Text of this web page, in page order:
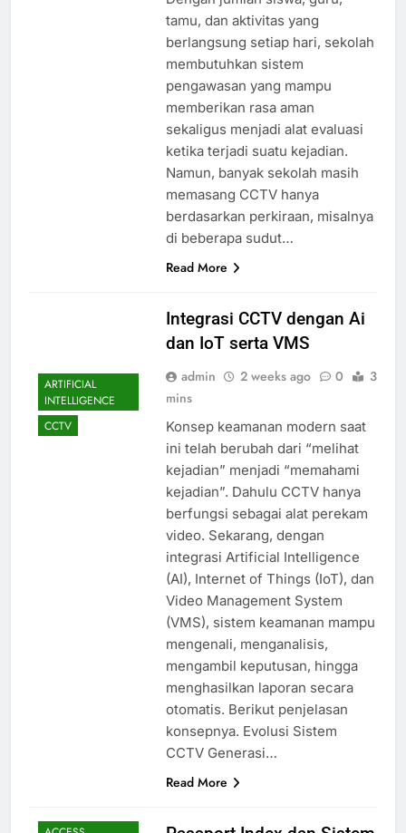
tamu, dan aktivitas yang
berlangsung setiap hari, sekolah
membutuhkan sistem
pengawasan yang mampu
memberikan rasa aman
sekaligus menjadi alat evaluasi
ketika terjadi suatu kejadian.
Namun, banyak sekolah masih
memasang CCTV hanya
berdasarkan perkiraan, misalnya
di beberapa sudut…
Read More
ARTIFICIAL
INTELLIGENCE
CCTV
Integrasi CCTV dengan Ai
dan IoT serta VMS
admin 2 weeks ago 0
3
mins
Konsep keamanan modern saat
ini telah berubah dari “melihat
kejadian” menjadi “memahami
kejadian”. Dahulu CCTV hanya
berfungsi sebagai alat perekam
video. Sekarang, dengan
integrasi Artificial Intelligence
(AI), Internet of Things (IoT), dan
Video Management System
(VMS), sistem keamanan mampu
mengenali, menganalisis,
mengambil keputusan, hingga
menghasilkan laporan secara
otomatis. Berikut penjelasan
konsepnya. Evolusi Sistem
CCTV Generasi…
Read More